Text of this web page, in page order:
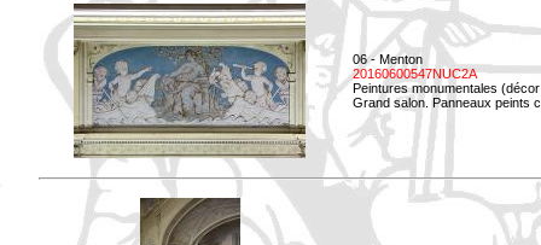
06 - Menton
20160600547NUC2A
Peintures monumentales
Grand salon. Panneaux peints